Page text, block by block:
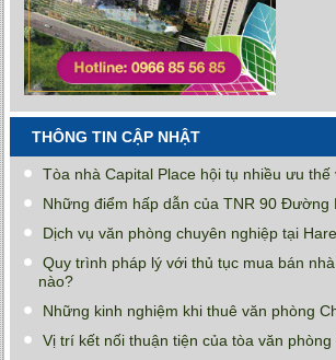
THÔNG TIN CẬP NHẬT
Tòa nhà Capital Place hội tụ nhiều ưu
Những điểm hấp dẫn của TNR 90 Đường
Dịch vụ văn phòng chuyên nghiệp tại
Quy trình pháp lý với thủ tục mua bán
nào?
Những kinh nghiệm khi thuê văn phòng
Vị trí kết nối thuận tiện của tòa văn phòng